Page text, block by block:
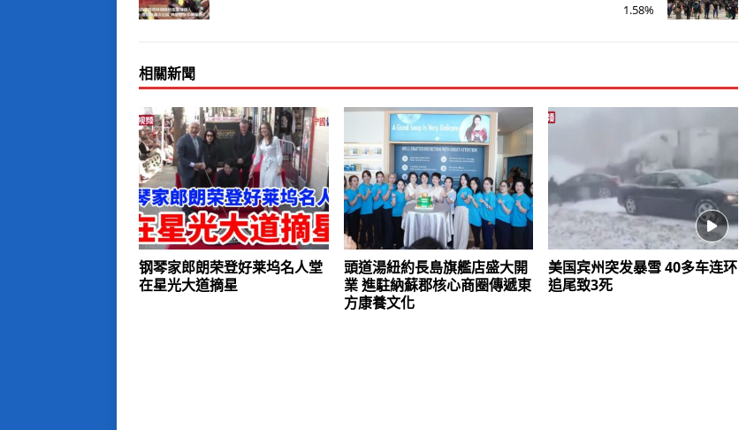
1.58%
相關新聞
钢琴家郎朗荣登好莱坞名人堂
在星光大道摘星
頭道湯紐約長島旗艦店盛大開
業 進駐納蘇郡核心商圈傳遞東
方康養文化
美国宾州突发暴雪 40多车连环
追尾致3死